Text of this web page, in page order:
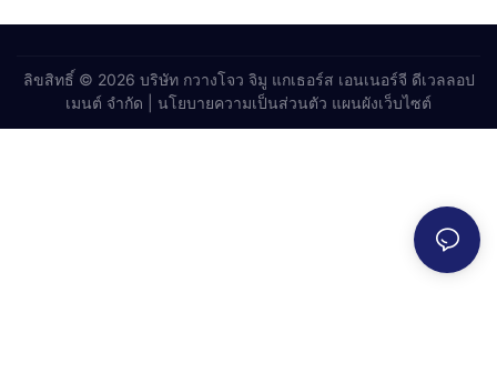
ลิขสิทธิ์ © 2026 บริษัท กวางโจว จิมู แกเธอร์ส เอนเนอร์จี ดีเวลลอป
เมนต์ จำกัด |
นโยบายความเป็นส่วนตัว แผนผังเว็บไซต์